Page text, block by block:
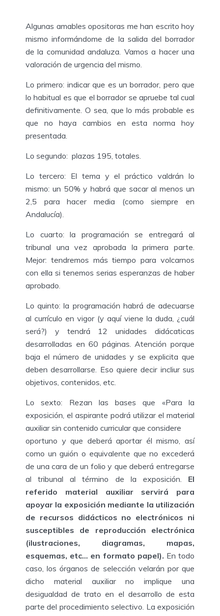
Algunas amables opositoras me han escrito hoy
mismo informándome de la salida del borrador
de la comunidad andaluza. Vamos a hacer una
valoración de urgencia del mismo.
Lo primero: indicar que es un borrador, pero que
lo habitual es que el borrador se apruebe tal cual
definitivamente. O sea, que lo más probable es
que no haya cambios en esta norma hoy
presentada.
Lo segundo: plazas 195, totales.
Lo tercero: El tema y el práctico valdrán lo
mismo: un 50% y habrá que sacar al menos un
2,5 para hacer media (como siempre en
Andalucía).
Lo cuarto: la programación se entregará al
tribunal una vez aprobada la primera parte.
Mejor: tendremos más tiempo para volcarnos
con ella si tenemos serias esperanzas de haber
aprobado.
Lo quinto: la programación habrá de adecuarse
al currículo en vigor (y aquí viene la duda, ¿cuál
será?) y tendrá 12 unidades didácaticas
desarrolladas en 60 páginas. Atención porque
baja el número de unidades y se explicita que
deben desarrollarse. Eso quiere decir incliur sus
objetivos, contenidos, etc.
Lo sexto: Rezan las bases que «Para la
exposición, el aspirante podrá utilizar el material
auxiliar sin contenido curricular que considere
oportuno y que deberá aportar él mismo, así
como un guión o equivalente que no excederá
de una cara de un folio y que deberá entregarse
al tribunal al término de la exposición. El
referido material auxiliar servirá para
apoyar la exposición mediante la utilización
de recursos didácticos no electrónicos ni
susceptibles de reproducción electrónica
(ilustraciones, diagramas, mapas,
esquemas, etc… en formato papel). En todo
caso, los órganos de selección velarán por que
dicho material auxiliar no implique una
desigualdad de trato en el desarrollo de esta
parte del procedimiento selectivo. La exposición